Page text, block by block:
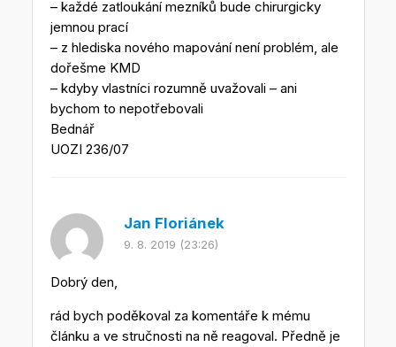
– každé zatloukání mezníků bude chirurgicky
jemnou prací
– z hlediska nového mapování není problém, ale
dořešme KMD
– kdyby vlastníci rozumně uvažovali – ani
bychom to nepotřebovali
Bednář
UOZI 236/07
Jan Floriánek
9. 8. 2019 (23:26)
Dobrý den,
rád bych poděkoval za komentáře k mému
článku a ve stručnosti na ně reagoval. Předně je